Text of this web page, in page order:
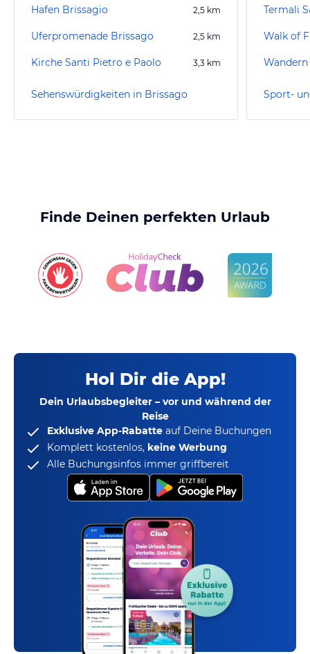
Hafen Brissagio 2,5 km
Uferpromenade Brissago 2,5 km
Kirche Santi Pietro e Paolo 3,3 km
Sehenswürdigkeiten in Brissago
Termali
Walk of
Finde Deinen perfekten Urlaub
Hol Dir die App!
Dein Urlaubsbegleiter – vor und während der
Reise
Exklusive App-Rabatte auf Deine Buchungen
Komplett kostenlos, keine Werbung
Alle Buchungsinfos immer griffbereit